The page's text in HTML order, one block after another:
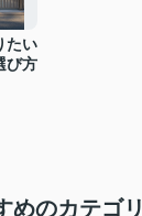
たい
び方
めのカテゴリ